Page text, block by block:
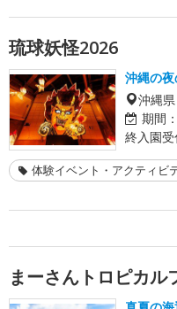
琉球妖怪2026
沖縄の
沖縄
期間：
終入園
体験イベント・アクティビ
まーさんトロピカル